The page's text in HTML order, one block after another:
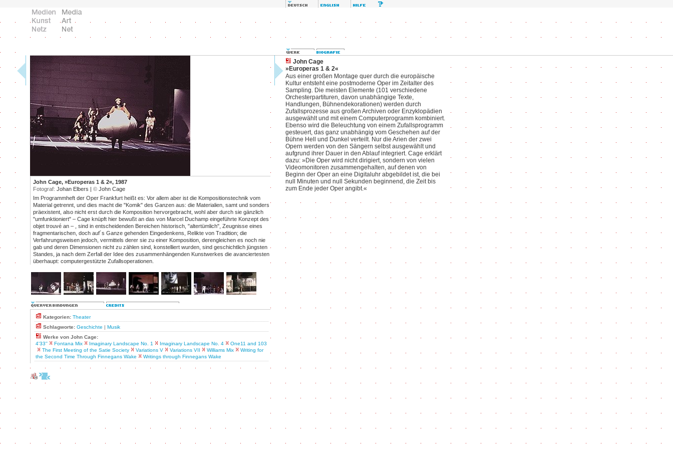
John Cage, »Europeras 1 & 2«, 1987
Fotograf: Johan Elbers | © John Cage
Im Programmheft der Oper Frankfurt heißt es: Vor allem aber ist die Kompositionstechnik vom
Material getrennt, und dies macht die "Komik" des Ganzen aus: die Materialien, samt und sonders
präexistent, also nicht erst durch die Komposition hervorgebracht, wohl aber durch sie gänzlich
"umfunktioniert" – Cage knüpft hier bewußt an das von Marcel Duchamp eingeführte Konzept des
objet trouvé an – , sind in entscheidenden Bereichen historisch, "altertümlich", Zeugnisse eines
fragmentarischen, doch auf´s Ganze gehenden Eingedenkens, Relikte von Tradition; die
Verfahrungsweisen jedoch, vermittels derer sie zu einer Komposition, derengleichen es noch nie
gab und deren Dimensionen nicht zu zählen sind, konstelliert wurden, sind geschichtlich jüngsten
Standes, ja nach dem Zerfall der Idee des zusammenhängenden Kunstwerkes die avanciertesten
überhaupt: computergestützte Zufallsoperationen.
Kategorien: Theater
Schlagworte: Geschichte | Musik
Werke von John Cage:
4'33''
Fontana Mix Imaginary Landscape No. 1 Imaginary Landscape No. 4
One11 and 103
The First Meeting of the Satie Society
Variations V Variations VII Williams Mix
Writing for
the Second Time Through Finnegans Wake
Writings through Finnegans Wake
John Cage
»Europeras 1 & 2«
Aus einer großen Montage quer durch die europäische
Kultur entsteht eine postmoderne Oper im Zeitalter des
Sampling. Die meisten Elemente (101 verschiedene
Orchesterpartituren, davon unabhängige Texte,
Handlungen, Bühnendekorationen) werden durch
Zufallsprozesse aus großen Archiven oder Enzyklopädien
ausgewählt und mit einem Computerprogramm kombiniert.
Ebenso wird die Beleuchtung von einem Zufallsprogramm
gesteuert, das ganz unabhängig vom Geschehen auf der
Bühne Hell und Dunkel verteilt. Nur die Arien der zwei
Opern werden von den Sängern selbst ausgewählt und
aufgrund ihrer Dauer in den Ablauf integriert. Cage erklärt
dazu: »Die Oper wird nicht dirigiert, sondern von vielen
Videomonitoren zusammengehalten, auf denen von
Beginn der Oper an eine Digitaluhr abgebildet ist, die bei
null Minuten und null Sekunden beginnend, die Zeit bis
zum Ende jeder Oper angibt.«